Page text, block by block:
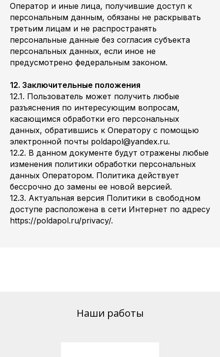
Оператор и иные лица, получившие доступ к
персональным данным, обязаны не раскрывать
третьим лицам и не распространять
персональные данные без согласия субъекта
персональных данных, если иное не
предусмотрено федеральным законом.
12. Заключительные положения
12.1. Пользователь может получить любые
разъяснения по интересующим вопросам,
касающимся обработки его персональных
данных, обратившись к Оператору с помощью
электронной почты poldapol@yandex.ru.
12.2. В данном документе будут отражены любые
изменения политики обработки персональных
данных Оператором. Политика действует
бессрочно до замены ее новой версией.
12.3. Актуальная версия Политики в свободном
доступе расположена в сети Интернет по адресу
https://poldapol.ru/privacy/.
Наши работы